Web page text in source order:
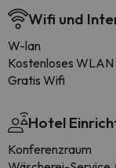
Wifi und
W-lan
Kostenloses
Gratis Wifi
Hotel
Konferenzraum